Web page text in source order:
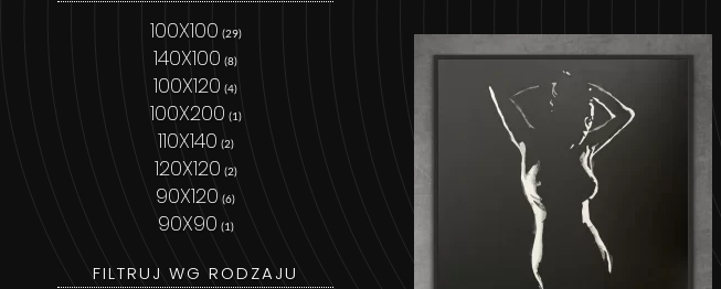
100X100 (29)
140X100 (8)
100X120 (4)
100X200 (1)
110X140 (2)
120X120 (2)
90X120 (6)
90X90 (1)
FILTRUJ WG RODZAJU